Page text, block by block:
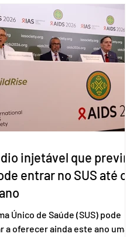
injetável que previne
entrar no SUS até o
Único de Saúde (SUS) pode
a oferecer ainda este ano uma